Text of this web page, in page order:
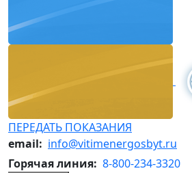
ПЕРЕДАТЬ ПОКАЗАНИЯ
email: info@vitimenergosbyt.ru
Горячая линия: 8-800-234-3320